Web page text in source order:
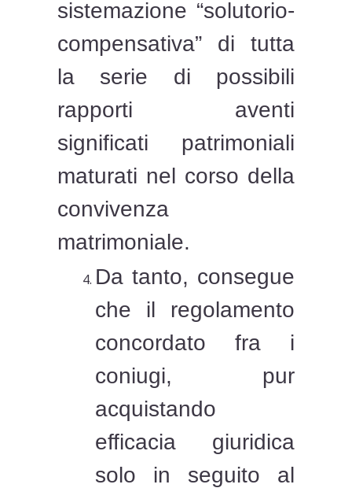
sistemazione “solutorio-
compensativa” di tutta
la serie di possibili
rapporti aventi
significati patrimoniali
maturati nel corso della
convivenza
matrimoniale.
Da tanto, consegue
che il regolamento
concordato fra i
coniugi, pur
acquistando
efficacia giuridica
solo in seguito al